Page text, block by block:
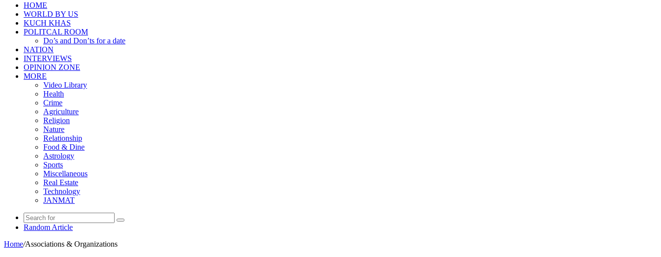
HOME
WORLD BY US
KUCH KHAS
POLITCAL ROOM
Do’s and Don’ts for a date
NATION
INTERVIEWS
OPINION ZONE
MORE
Video Library
Health
Crime
Agriculture
Religion
Nature
Relationship
Food & Dine
Astrology
Sports
Miscellaneous
Real Estate
Technology
JANMAT
Random Article
Home/Associations & Organizations